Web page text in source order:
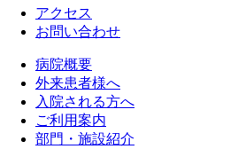
アクセス
お問い合わせ
病院概要
外来患者様へ
入院される方へ
ご利用案内
部門・施設紹介